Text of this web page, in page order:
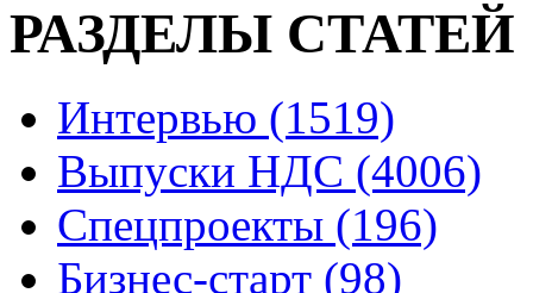
РАЗДЕЛЫ СТАТЕЙ
Интервью (1519)
Выпуски НДС (4006)
Спецпроекты (196)
Бизнес-старт (98)